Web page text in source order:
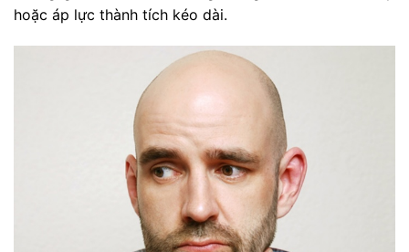
hoặc áp lực thành tích kéo dài.